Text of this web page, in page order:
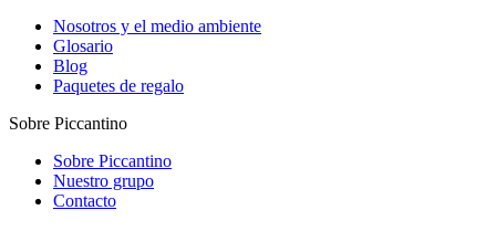
Nosotros y el medio ambiente
Glosario
Blog
Paquetes de regalo
Sobre Piccantino
Sobre Piccantino
Nuestro grupo
Contacto